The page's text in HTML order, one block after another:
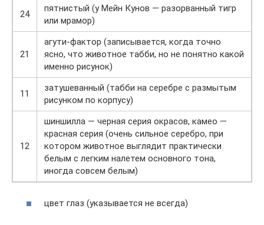
24
пятнистый (у Мейн Кунов — разорванный тигр
или мрамор)
21
агути-фактор (записывается, когда точно
ясно, что животное табби, но не понятно какой
именно рисунок)
11
затушеванный (табби на серебре с размытым
рисунком по корпусу)
12
шиншилла — черная серия окрасов, камео —
красная серия (очень сильное серебро, при
котором животное выглядит практически
белым с легким налетем основного тона,
иногда совсем белым)
цвет глаз (указывается не всегда)